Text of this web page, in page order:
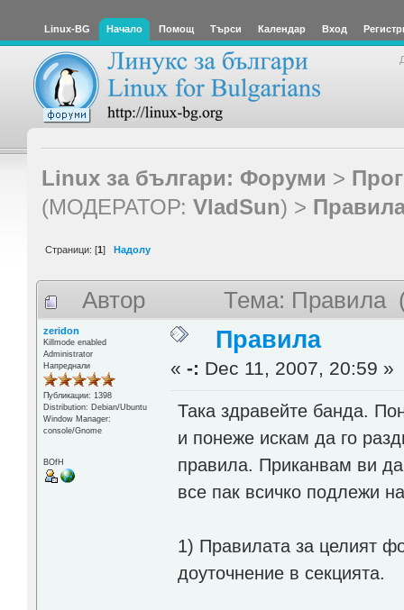
Linux-BG Начало Помощ Търси Календар Вход
Linux за българи: Форуми >
(МОДЕРАТОР: VladSun) >
Страници: [1] Надолу
Автор Тема: Правила
zeridon
Killmode enabled
Administrator
Напреднали
Публикации: 1398
Distribution: Debian/Ubuntu
Window Manager:
console/Gnome
BOfH
Правила
«-: Dec 11, 2007, 20:59 »
Така здравейте банда.
и понеже искам да го
правила. Приканвам ви
все пак всичко подлежи
1) Правилата за целият
доуточнение в секцията.